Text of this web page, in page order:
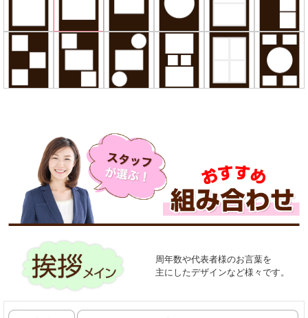
周年数や代表者様のお言葉を
主にしたデザインなど様々です。